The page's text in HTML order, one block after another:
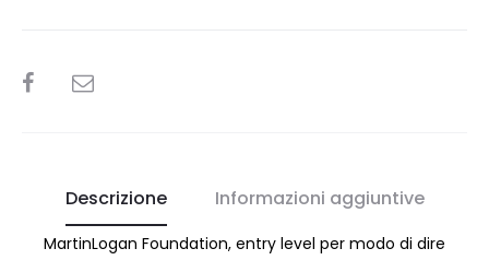
SHARE
Descrizione Informazioni aggiuntive
MartinLogan Foundation, entry level per modo di dire